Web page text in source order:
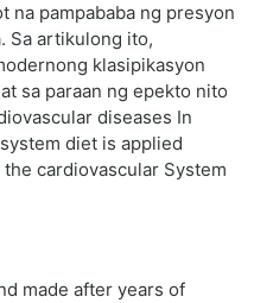
na pampababa ng presyon
Sa artikulong ito,
klasipikasyon
sa paraan ng epekto nito
diseases In
diet is applied
cardiovascular System
made after years of